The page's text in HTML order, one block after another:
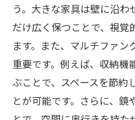
う。大きな家具は壁に沿
だけ広く保つことで、視覚
ます。また、マルチファ
重要です。例えば、収納
ぶことで、スペースを節約
とが可能です。さらに、